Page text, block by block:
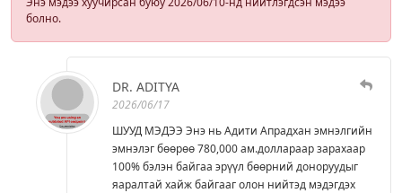
болно.
DR. ADITYA
2026/06/17
ШУУД МЭДЭЭ Энэ нь Адити Апрадхан эмнэлгийн
эмнэлэг бөөрөө 780,000 ам.доллараар зарахаар
100% бэлэн байгаа эрүүл бөөрний доноруудыг
яаралтай хайж байгааг олон нийтэд мэдэгдэх